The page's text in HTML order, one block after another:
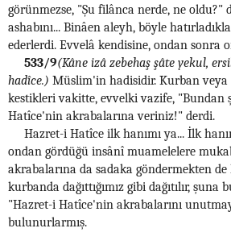
görünmezse, "Şu filânca nerde, ne oldu?"
ashabını... Binâen aleyh, böyle
ederlerdi. Evvelâ kendisine, ondan sonra
533/9(Kâne izâ zebehaş şâte yekul,
hadîce.) Müslim'in hadisidir. Kurban
kestikleri vakitte, evvelki vazife, "Bundan
Hatîce'nin akrabalarına veriniz!" derdi.
Hazret-i Hatîce ilk hanımı ya... İlk
ondan gördüğü insânî muamelelere
akrabalarına da sadaka göndermekten
kurbanda dağıttığımız gibi dağıtılır,
"Hazret-i Hatîce'nin akrabalarını
bulunurlarmış.